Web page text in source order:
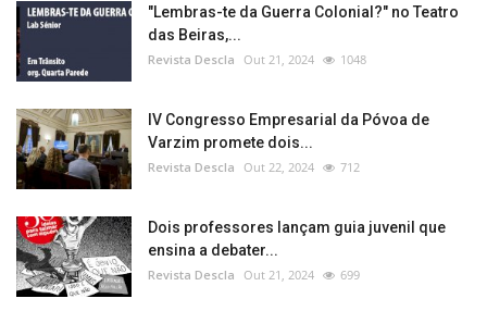
"Lembras-te da Guerra Colonial?" no Teatro
das Beiras,...
Revista Descla Out 21, 2024 1048
IV Congresso Empresarial da Póvoa de
Varzim promete dois...
Revista Descla Out 22, 2024 712
Dois professores lançam guia juvenil que
ensina a debater...
Revista Descla Out 21, 2024 699